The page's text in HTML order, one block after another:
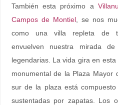
También esta próximo a
Campos de Montiel, se nos
como una villa repleta de
envuelven nuestra mirada
legendarias. La vida gira en
monumental de la Plaza Mayor
sur de la plaza está
sustentadas por zapatas. Los